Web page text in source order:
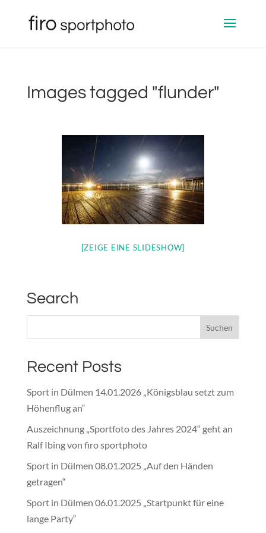
Images tagged "flunder"
[ZEIGE EINE SLIDESHOW]
Search
Recent Posts
Sport in Dülmen 14.01.2026 „Königsblau setzt zum
Höhenflug an“
Auszeichnung „Sportfoto des Jahres 2024“ geht an
Ralf Ibing von firo sportphoto
Sport in Dülmen 08.01.2025 „Auf den Händen
getragen“
Sport in Dülmen 06.01.2025 „Startpunkt für eine
lange Party“